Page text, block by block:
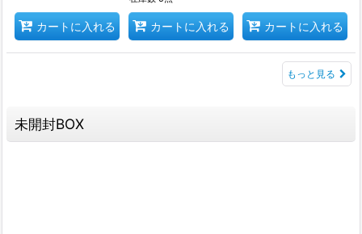
カートに入れる カートに入れる カートに入れる
もっと見る
未開封BOX